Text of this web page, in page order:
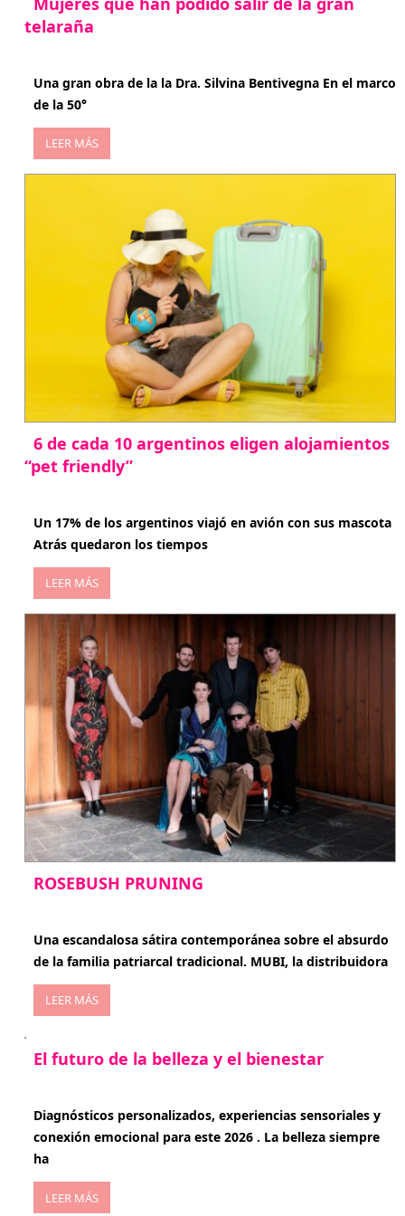
telaraña
Una gran obra de la la Dra. Silvina Bentivegna En el marco
de la 50°
LEER MÁS
6 de cada 10 argentinos eligen alojamientos
“pet friendly”
Un 17% de los argentinos viajó en avión con sus mascota
Atrás quedaron los tiempos
LEER MÁS
ROSEBUSH PRUNING
Una escandalosa sátira contemporánea sobre el absurdo
de la familia patriarcal tradicional. MUBI, la distribuidora
LEER MÁS
El futuro de la belleza y el bienestar
Diagnósticos personalizados, experiencias sensoriales y
conexión emocional para este 2026 . La belleza siempre
ha
LEER MÁS